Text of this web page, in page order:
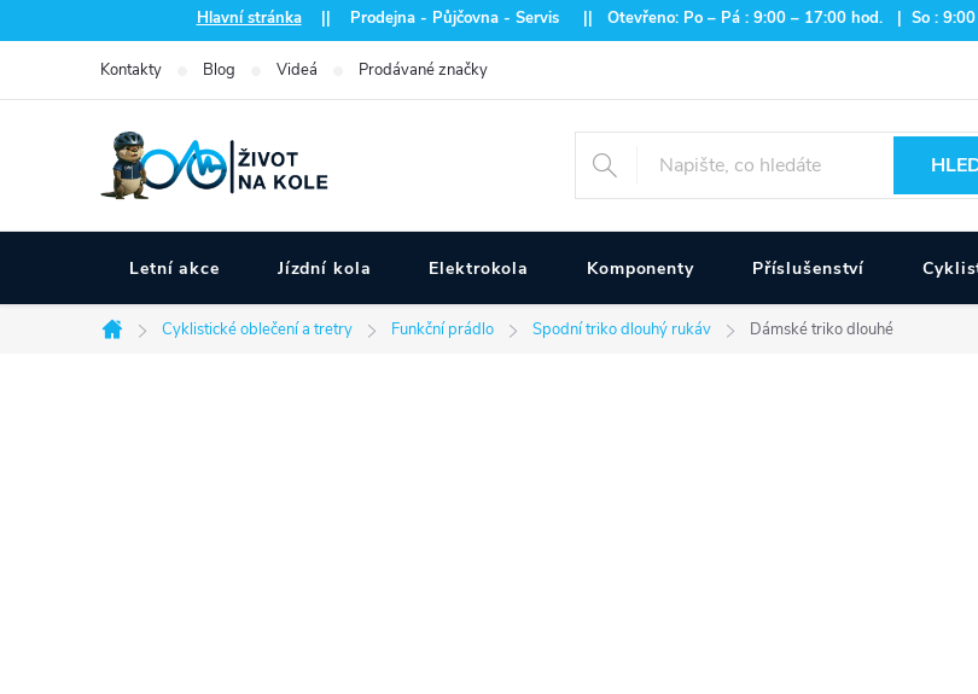
na
Hlavní stránka|| Prodejna - Půjčovna - Servis || Otevřeno: Po – Pá : 9:00 – 17:00 hod. | So :
Kontakty Blog Videá Prodávané značky
Letní akce Jízdní kola Elektrokola Komponenty Příslušenství
Domů
Cyklistické oblečení a tretry Funkční prádlo Spodní triko dlouhý rukáv Dámské triko dlouhé